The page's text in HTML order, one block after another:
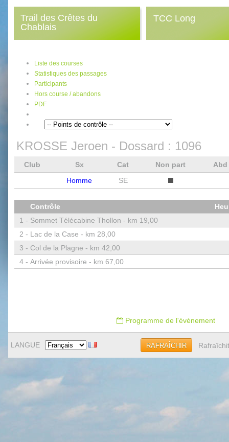
Trail des Crêtes du
Chablais
TCC Long
Liste des courses
Statistiques des passages
Participants
Hors course / abandons
PDF
KROSSE Jeroen - Dossard : 1096
Club Sx Cat Non part
Abd
Homme
SE
Contrôle
1 - Sommet Télécabine Thollon - km 19,00
2 - Lac de la Case - km 28,00
3 - Col de la Plagne - km 42,00
4 - Arrivée provisoire - km 67,00
Programme de l'évènement
LANGUE RAFRAÎCHIR